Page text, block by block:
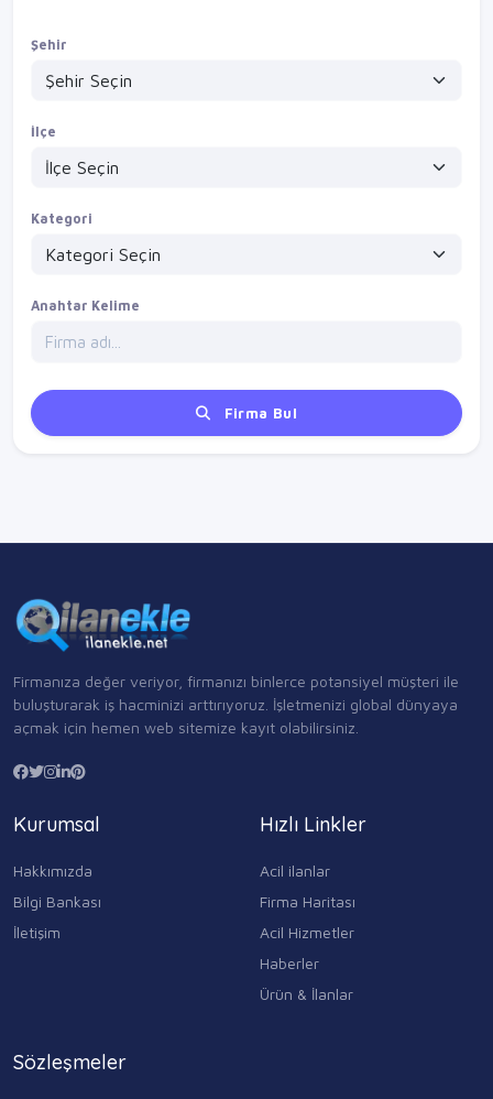
Şehir
İlçe
Kategori
Anahtar Kelime
Firma Bul
Firmanıza değer veriyor, firmanızı binlerce potansiyel müşteri ile
buluşturarak iş hacminizi arttırıyoruz. İşletmenizi global dünyaya
açmak için hemen web sitemize kayıt olabilirsiniz.
Kurumsal
Hakkımızda
Bilgi Bankası
İletişim
Hızlı Linkler
Acil ilanlar
Firma Haritası
Acil Hizmetler
Haberler
Ürün & İlanlar
Sözleşmeler